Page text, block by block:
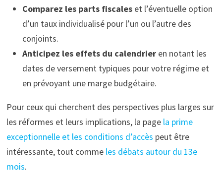
Comparez les parts fiscaleset l’éventuelle option
d’un taux individualisé pour l’un ou l’autre des
conjoints.
Anticipez les effets du calendrieren notant les
dates de versement typiques pour votre régime et
en prévoyant une marge budgétaire.
Pour ceux qui cherchent des perspectives plus larges sur
les réformes et leurs implications, la page la prime
exceptionnelle et les conditions d’accès peut être
intéressante, tout comme les débats autour du 13e
mois.